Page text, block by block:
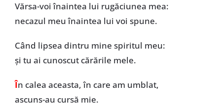
Vărsa-voi înaintea lui rugăciunea mea:
necazul meu înaintea lui voi spune.
Când lipsea dintru mine spiritul meu:
și tu ai cunoscut cărările mele.
În calea aceasta, în care am umblat,
ascuns-au cursă mie.